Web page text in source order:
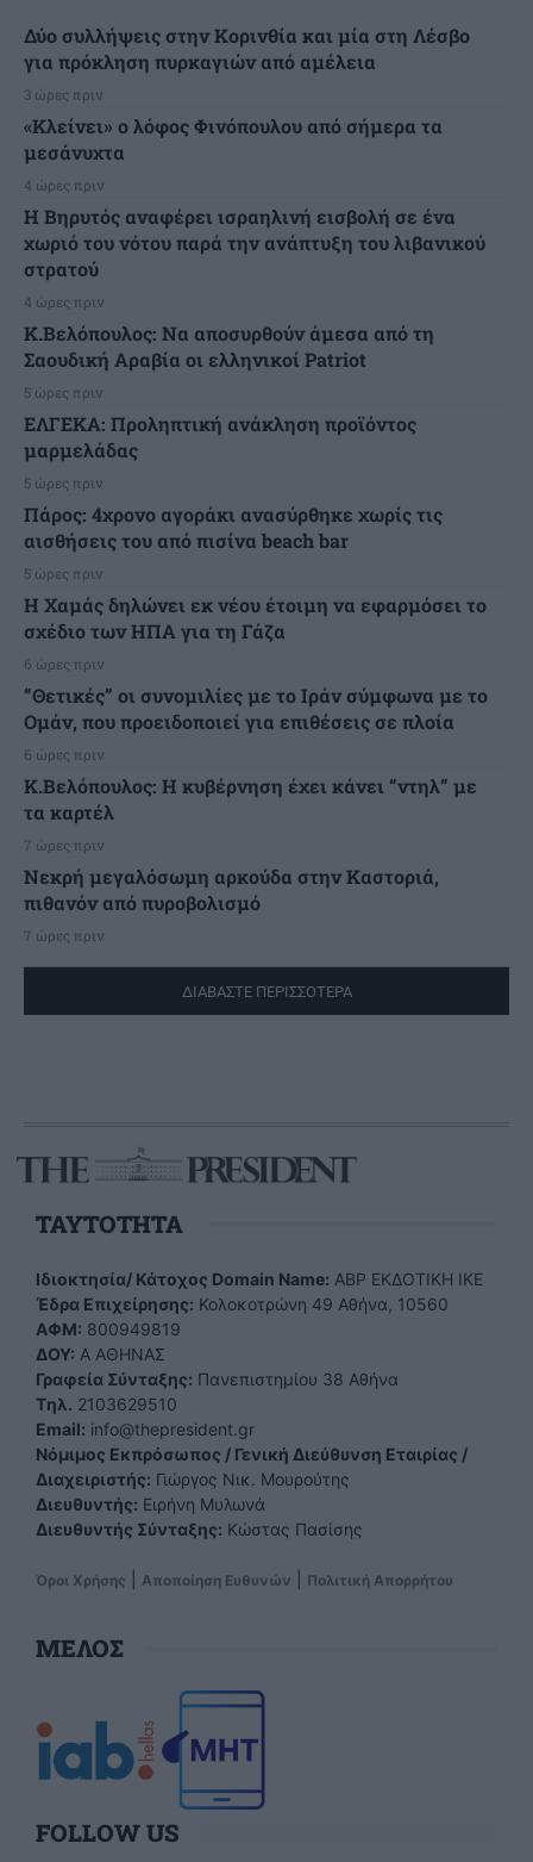
Δύο συλλήψεις στην Κορινθία και μία στη Λέσβο
για πρόκληση πυρκαγιών από αμέλεια
3 ώρες πριν
«Κλείνει» ο λόφος Φινόπουλου από σήμερα τα
μεσάνυχτα
4 ώρες πριν
Η Βηρυτός αναφέρει ισραηλινή εισβολή σε ένα
χωριό του νότου παρά την ανάπτυξη του λιβανικού
στρατού
4 ώρες πριν
Κ.Βελόπουλος: Να αποσυρθούν άμεσα από τη
Σαουδική Αραβία οι ελληνικοί Patriot
5 ώρες πριν
ΕΛΓΕΚΑ: Προληπτική ανάκληση προϊόντος
μαρμελάδας
5 ώρες πριν
Πάρος: 4χρονο αγοράκι ανασύρθηκε χωρίς τις
αισθήσεις του από πισίνα beach bar
5 ώρες πριν
Η Χαμάς δηλώνει εκ νέου έτοιμη να εφαρμόσει το
σχέδιο των ΗΠΑ για τη Γάζα
6 ώρες πριν
“Θετικές” οι συνομιλίες με το Ιράν σύμφωνα με το
Ομάν, που προειδοποιεί για επιθέσεις σε πλοία
6 ώρες πριν
Κ.Βελόπουλος: Η κυβέρνηση έχει κάνει “ντηλ” με
τα καρτέλ
7 ώρες πριν
Νεκρή μεγαλόσωμη αρκούδα στην Καστοριά,
πιθανόν από πυροβολισμό
7 ώρες πριν
ΔΙΑΒΑΣΤΕ ΠΕΡΙΣΣΟΤΕΡΑ
TAYTOTHTA
Ιδιοκτησία/ Κάτοχος Domain Name: ΑBP ΕΚΔΟΤΙΚΗ ΙΚΕ
Έδρα Επιχείρησης: Κολοκοτρώνη 49 Αθήνα, 10560
ΑΦΜ: 800949819
ΔΟΥ: Α ΑΘΗΝΑΣ
Γραφεία Σύνταξης: Πανεπιστημίου 38 Αθήνα
Tηλ. 2103629510
Email: info@thepresident.gr
Νόμιμος Εκπρόσωπος / Γενική Διεύθυνση Εταιρίας /
Διαχειριστής: Γιώργος Νικ. Μουρούτης
Διευθυντής: Ειρήνη Μυλωνά
Διευθυντής Σύνταξης: Κώστας Πασίσης
Όροι Χρήσης Αποποίηση Ευθυνών Πολιτική Απορρήτου
ΜΕΛΟΣ
FOLLOW US